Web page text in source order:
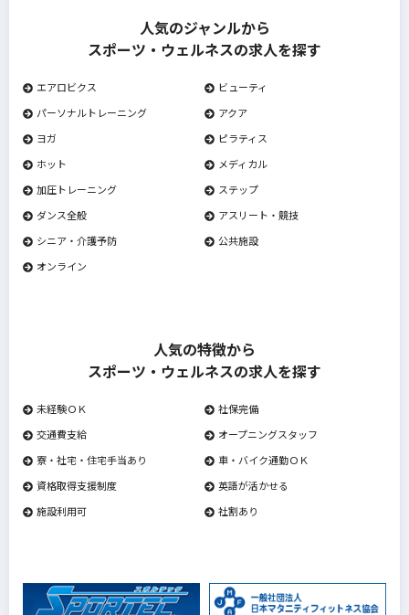
人気のジャンルから
スポーツ・ウェルネスの求人を探す
エアロビクス
ビューティ
パーソナルトレーニング
アクア
ヨガ
ピラティス
ホット
メディカル
加圧トレーニング
ステップ
ダンス全般
アスリート・競技
シニア・介護予防
公共施設
オンライン
人気の特徴から
スポーツ・ウェルネスの求人を探す
未経験ＯＫ
社保完備
交通費支給
オープニングスタッフ
寮・社宅・住宅手当あり
車・バイク通勤ＯＫ
資格取得支援制度
英語が活かせる
施設利用可
社割あり